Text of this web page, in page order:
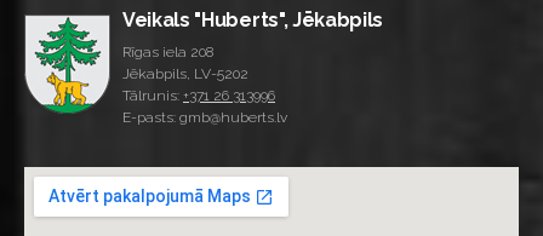
Veikals "Huberts", Jēkabpils
Rīgas iela 208
Jēkabpils, LV-5202
Tālrunis: +371 26 313996
E-pasts: gmb@huberts.lv